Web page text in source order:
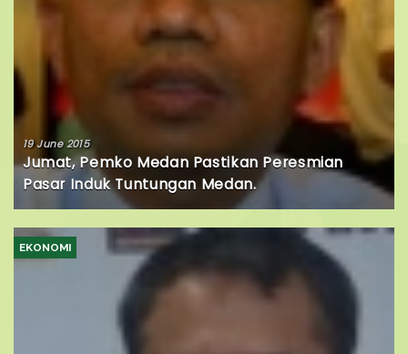
19 June 2015
Jumat, Pemko Medan Pastikan Peresmian
Pasar Induk Tuntungan Medan.
EKONOMI